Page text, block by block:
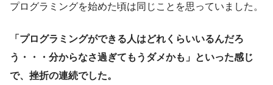
プログラミングを始めた頃は同じことを思っていました。
「プログラミングができる人はどれくらいいるんだろ
う・・・分からなさ過ぎてもうダメかも」といった感じ
で、挫折の連続でした。